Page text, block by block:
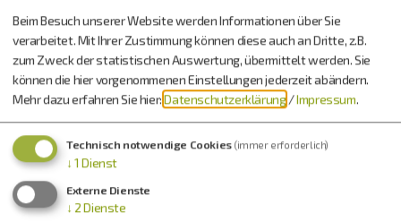
Bausatz 329 €, Tasche 75 €
Anmeldung ist erforderlich!
0151 56006585, info@fuenfraben.de
Beim Besuch unserer Website werden Informationen über Sie
verarbeitet. Mit Ihrer Zustimmung können diese auch an Dritte, z.B.
zum Zweck der statistischen Auswertung, übermittelt werden. Sie
können die hier vorgenommenen Einstellungen jederzeit abändern.
Mehr dazu erfahren Sie hier:Datenschutzerklärung /Impressum.
Technisch notwendige Cookies (immer erforderlich)
↓ 1 Dienst
Externe Dienste
↓ 2 Dienste